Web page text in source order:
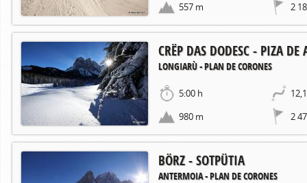
557 m
2
CRËP DAS DODESC - PIZA DE
LONGIARÙ - PLAN DE CORONES
5:00 h
980 m
2
BÖRZ - SOTPÜTIA
ANTERMOIA - PLAN DE CORONES